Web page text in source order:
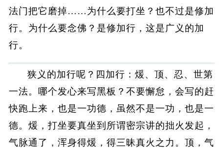
法门把它磨掉……为什么要打坐？也不过是修加
行。为什么要念佛？是修加行，这是广义的加
行。
狭义的加行呢？四加行：煖、顶、忍、世第
一法。哪个发心来写黑板？不要懈怠，会写的赶
快跑上来，也是一功德，虽然不是一功，也是一
德。煖，打坐要真坐到所谓密宗讲的拙火发起，
气脉通了，浑身得煖，得三昧真火之力。顶，气